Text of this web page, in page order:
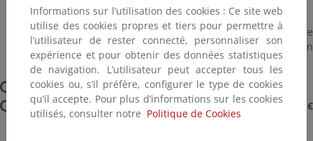
afectada por el incendio de 2005.
El centro continúa trabajando en la recuperación de este
entorno y promueve la participación activa del alumnado en
esta labor.
Posibilidad de realizar un picnicen las instalaciones.
Acceso opcional al parque de cuerdas , con un coste de
8 €
por persona.
Informations sur l’utilisation des cookies : Ce site web
utilise des cookies propres et tiers pour permettre à
l’utilisateur de rester connecté, personnaliser son
expérience et pour obtenir des données statistiques
de navigation. L’utilisateur peut accepter tous les
cookies ou, s’il préfère, configurer le type de cookies
qu’il accepte. Pour plus d’informations sur les cookies
utilisés, consulter notre Politique de Cookies